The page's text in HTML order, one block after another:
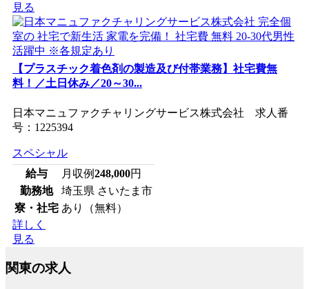
見る
【プラスチック着色剤の製造及び付帯業務】社宅費無
料！／土日休み／20～30...
日本マニュファクチャリングサービス株式会社 求人番
号：1225394
スペシャル
給与
月収例248,000円
勤務地
埼玉県 さいたま市
寮・社宅 あり（無料）
詳しく
見る
関東の求人